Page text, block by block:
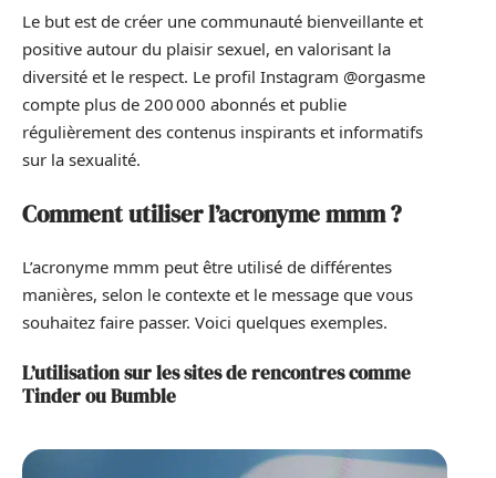
Le but est de créer une communauté bienveillante et
positive autour du plaisir sexuel, en valorisant la
diversité et le respect. Le profil Instagram @orgasme
compte plus de 200 000 abonnés et publie
régulièrement des contenus inspirants et informatifs
sur la sexualité.
Comment utiliser l’acronyme mmm ?
L’acronyme mmm peut être utilisé de différentes
manières, selon le contexte et le message que vous
souhaitez faire passer. Voici quelques exemples.
L’utilisation sur les sites de rencontres comme
Tinder ou Bumble